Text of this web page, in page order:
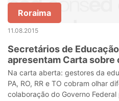
Roraima
11.08.2015
Secretários de
apresentam Carta sobre
Educação
Na carta aberta: gestores da
PA, RO, RR e TO cobram olhar
colaboração do Governo